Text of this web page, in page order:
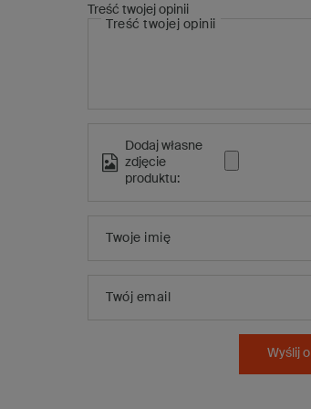
Treść twojej opinii
Treść twojej opinii
Dodaj własne
zdjęcie
produktu:
Twoje imię
Twój email
Wyślij